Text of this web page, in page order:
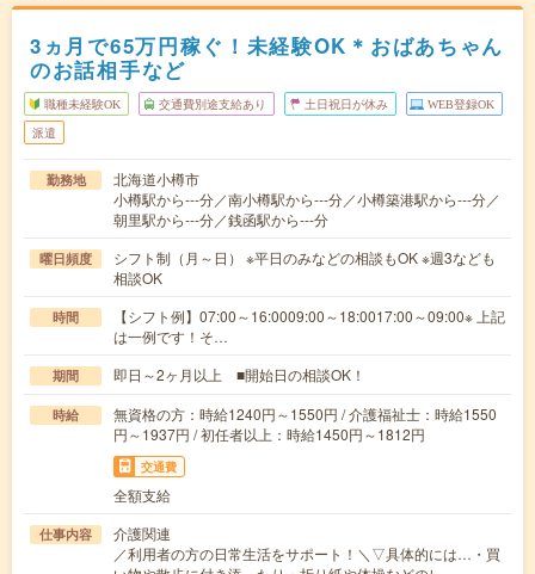
3ヵ月で65万円稼ぐ！未経験OK＊おばあちゃん
のお話相手など
職種未経験OK 交通費別途支給あり 土日祝日が休み WEB登録OK
派遣
勤務地
北海道小樽市
小樽駅から---分／南小樽駅から---分／小樽築港駅から---分／
朝里駅から---分／銭函駅から---分
曜日頻度
シフト制（月～日） ※平日のみなどの相談もOK ※週3なども
相談OK
時間
【シフト例】07:00～16:0009:00～18:0017:00～09:00※ 上記
は一例です！そ…
期間 即日～2ヶ月以上 ■開始日の相談OK！
時給
無資格の方：時給1240円～1550円 / 介護福祉士：時給1550
円～1937円 / 初任者以上：時給1450円～1812円
交通費
全額支給
仕事内容
介護関連
／利用者の方の日常生活をサポート！＼▽具体的には…・買